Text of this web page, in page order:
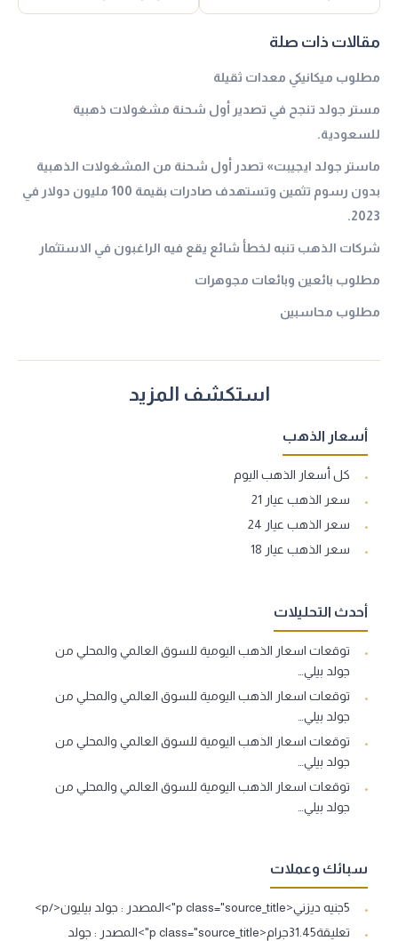
مقالات ذات صلة
مطلوب ميكانيكي معدات ثقيلة
مستر جولد تنجح في تصدير أول شحنة مشغولات ذهبية
للسعودية.
ماستر جولد ايجيبت» تصدر أول شحنة من المشغولات الذهبية
بدون رسوم تثمين وتستهدف صادرات بقيمة 100 مليون دولار في
2023.
شركات الذهب تنبه لخطأ شائع يقع فيه الراغبون في الاستثمار
مطلوب بائعين وبائعات مجوهرات
مطلوب محاسبين
استكشف المزيد
أسعار الذهب
كل أسعار الذهب اليوم
سعر الذهب عيار 21
سعر الذهب عيار 24
سعر الذهب عيار 18
أحدث التحليلات
توقعات اسعار الذهب اليومية للسوق العالمي والمحلي من
جولد بيلي…
توقعات اسعار الذهب اليومية للسوق العالمي والمحلي من
جولد بيلي…
توقعات اسعار الذهب اليومية للسوق العالمي والمحلي من
جولد بيلي…
توقعات اسعار الذهب اليومية للسوق العالمي والمحلي من
جولد بيلي…
سبائك وعملات
5جنيه ديزني<p class="source_title">المصدر : جولد بيليون</p>
تعليقة31.45جرام<p class="source_title">المصدر : جولد